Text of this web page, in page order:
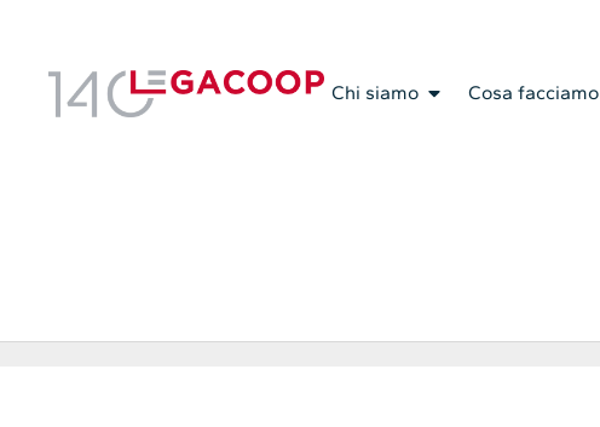
Chi siamo Cosa facciamo